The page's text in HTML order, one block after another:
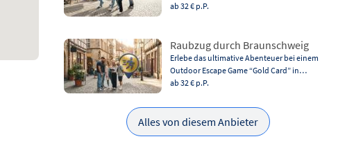
ab 32 € p.P.
Raubzug durch Braunschweig
Erlebe das ultimative Abenteuer bei einem
Outdoor Escape Game “Gold Card” in…
ab 32 € p.P.
Alles von diesem Anbieter